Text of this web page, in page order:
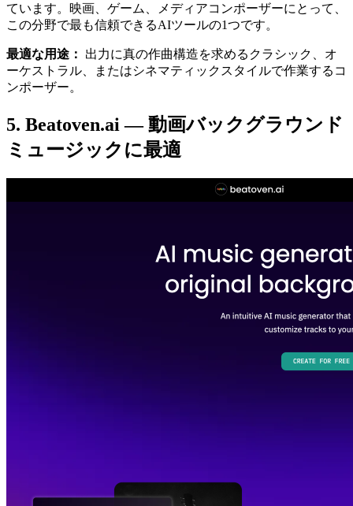
ています。映画、ゲーム、メディアコンポーザーにとって、
この分野で最も信頼できるAIツールの1つです。
最適な用途：
出力に真の作曲構造を求めるクラシック、オ
ーケストラル、またはシネマティックスタイルで作業するコ
ンポーザー。
5. Beatoven.ai — 動画バックグラウンド
ミュージックに最適